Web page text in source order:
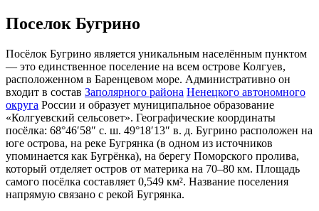
Поселок Бугрино
Посёлок Бугрино является уникальным населённым пунктом
— это единственное поселение на всем острове Колгуев,
расположенном в Баренцевом море. Административно он
входит в состав Заполярного района Ненецкого автономного
округа России и образует муниципальное образование
«Колгуевский сельсовет». Географические координаты
посёлка: 68°46′58″ с. ш. 49°18′13″ в. д. Бугрино расположен на
юге острова, на реке Бугрянка (в одном из источников
упоминается как Бугрёнка), на берегу Поморского пролива,
который отделяет остров от материка на 70–80 км. Площадь
самого посёлка составляет 0,549 км². Название поселения
напрямую связано с рекой Бугрянка.